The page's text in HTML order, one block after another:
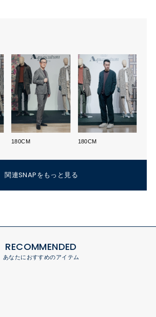
180CM 180CM
関連SNAPをもっと見る
RECOMMENDED
あなたにおすすめのアイテム